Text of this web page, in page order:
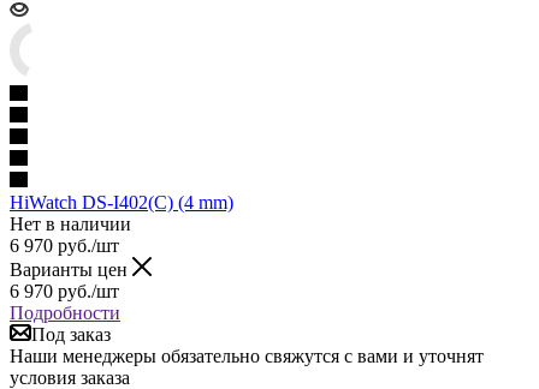
HiWatch DS-I402(C) (4 mm)
Нет в наличии
6 970 руб./шт
Варианты цен
6 970 руб./шт
Подробности
Под заказ
Наши менеджеры обязательно свяжутся с вами и уточнят
условия заказа